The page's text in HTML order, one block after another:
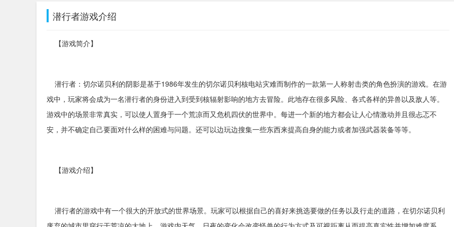
潜行者游戏介绍
【游戏简介】
潜行者：切尔诺贝利的阴影是基于1986年发生的切尔诺贝利核电站灾难而制作的一款第一人称射击类的角色扮演的游戏。在游
戏中，玩家将会成为一名潜行者的身份进入到受到核辐射影响的地方去冒险。此地存在很多风险、各式各样的异兽以及敌人等。
游戏中的场景非常真实，可以使人置身于一个荒凉而又危机四伏的世界中。每进一个新的地方都会让人心情激动并且很忐忑不
安，并不确定自己要面对什么样的困难与问题。还可以边玩边搜集一些东西来提高自身的能力或者加强武器装备等等。
【游戏介绍】
潜行者的游戏中有一个很大的开放式的世界场景。玩家可以根据自己的喜好来挑选要做的任务以及行走的道路，在切尔诺贝利